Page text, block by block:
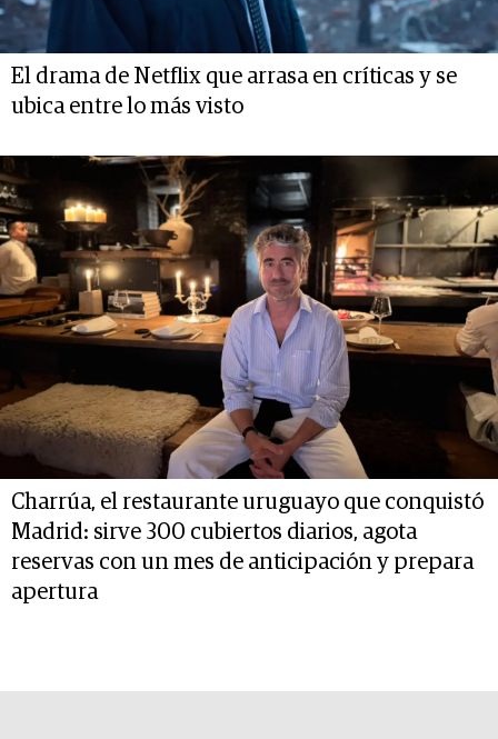
El drama de Netflix que arrasa en críticas y se
ubica entre lo más visto
Charrúa, el restaurante uruguayo que conquistó
Madrid: sirve 300 cubiertos diarios, agota
reservas con un mes de anticipación y prepara
apertura